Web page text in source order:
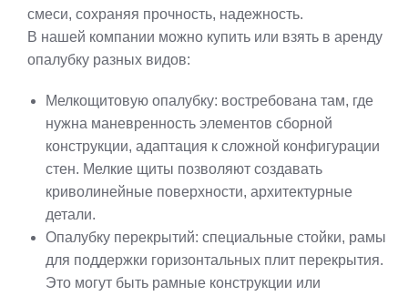
смеси, сохраняя прочность, надежность.
В нашей компании можно купить или взять в аренду
опалубку разных видов:
Мелкощитовую опалубку: востребована там, где
нужна маневренность элементов сборной
конструкции, адаптация к сложной конфигурации
стен. Мелкие щиты позволяют создавать
криволинейные поверхности, архитектурные
детали.
Опалубку перекрытий: специальные стойки, рамы
для поддержки горизонтальных плит перекрытия.
Это могут быть рамные конструкции или